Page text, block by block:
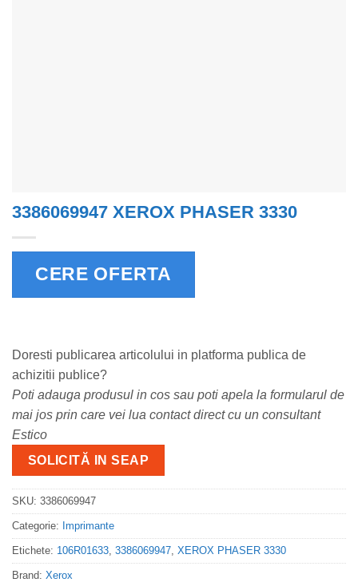
3386069947 XEROX PHASER 3330
CERE OFERTA
Doresti publicarea articolului in platforma publica de
achizitii publice?
Poti adauga produsul in cos sau poti apela la formularul de
mai jos prin care vei lua contact direct cu un consultant
Estico
SOLICITĂ IN SEAP
SKU: 3386069947
Categorie: Imprimante
Etichete: 106R01633, 3386069947, XEROX PHASER 3330
Brand: Xerox